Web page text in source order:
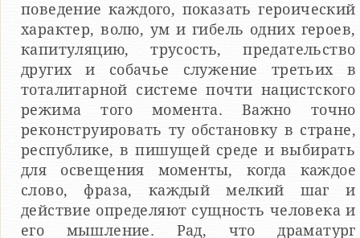
поведение каждого, показать героический
характер, волю, ум и гибель одних героев,
капитуляцию, трусость, предательство
других и собачье служение третьих в
тоталитарной системе почти нацистского
режима того момента. Важно точно
реконструировать ту обстановку в стране,
республике, в пишущей среде и выбирать
для освещения моменты, когда каждое
слово, фраза, каждый мелкий шаг и
действие определяют сущность человека и
его мышление. Рад, что драматург